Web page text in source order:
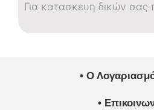
Για κατασκευη δικών σας
• Ο
•